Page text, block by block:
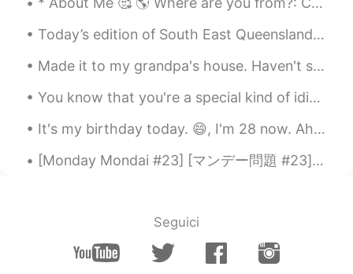
を勉強しました。
JP EN
皆さんのお陰で、日本語学校一日も行
になりました。
皆さんのお陰で、日本語学校へ一日も
行ったことない私は、日本語を喋
昨日の夜ダウンロードして、一気にス
テージ99になって、781個四字熟語を勉
強しました。
Today’s edition of South East Queensland sunset 🌅 We are about to have a BIG storm here though!...
Made it to my grandpa's house. Haven't seen him in 6 years and haven't visited his home in almos...
You know that you're a special kind of idiot when you open a book thinking that it's your laptop ...
It's my birthday today. 😄, I'm 28 now. Ah, I feel quite happy. There are so many things I want to...
[Monday Mondai #23] [マンデー問題 #23] 皆さん、次の会話を読んで適切な答えを選んでください 🤔 後で正解を発表し、説明します 😁 👩🏻‍🦰：”Hey Nina, i...
Seguici